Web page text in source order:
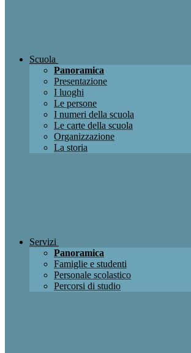
Scuola
Panoramica
Presentazione
I luoghi
Le persone
I numeri della scuola
Le carte della scuola
Organizzazione
La storia
Servizi
Panoramica
Famiglie e studenti
Personale scolastico
Percorsi di studio